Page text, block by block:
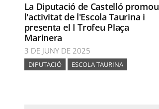
La Diputació de Castelló promou
l'activitat de l'Escola Taurina i
presenta el I Trofeu Plaça
Marinera
3 DE JUNY DE 2025
DIPUTACIÓ ESCOLA TAURINA